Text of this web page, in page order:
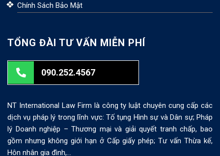
Chính Sách Bảo Mật
TỔNG ĐÀI TƯ VẤN MIỄN PHÍ
090.252.4567
NT International Law Firm là công ty luật chuyên cung cấp các
dịch vụ pháp lý trong lĩnh vực: Tố tụng Hình sự và Dân sự; Pháp
lý Doanh nghiệp – Thương mại và giải quyết tranh chấp, bao
gồm nhưng không giới hạn ở Cấp giấy phép; Tư vấn Thừa kế,
Hôn nhân gia đình,…